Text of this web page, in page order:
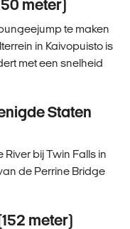
meter)
te maken
in Kaivopuisto is
met een snelheid
Staten
bij Twin Falls in
de Perrine Bridge
meter)